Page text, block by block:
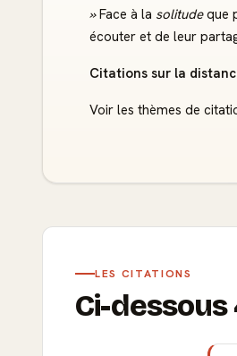
»Face à la solitudeque
écouter et de leur
Citations sur la
Voir les thèmes de
LES CITATIONS
Ci-dessous